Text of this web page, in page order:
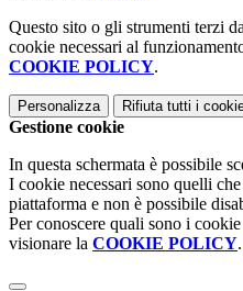
Questo sito o gli strumenti terzi
cookie necessari al
COOKIE POLICY.
Personalizza Rifiuta tutti i
Gestione cookie
In questa schermata è possibile
I cookie necessari sono quelli
piattaforma e non è possibile
Per conoscere quali sono i
visionare la COOKIE POLICY.